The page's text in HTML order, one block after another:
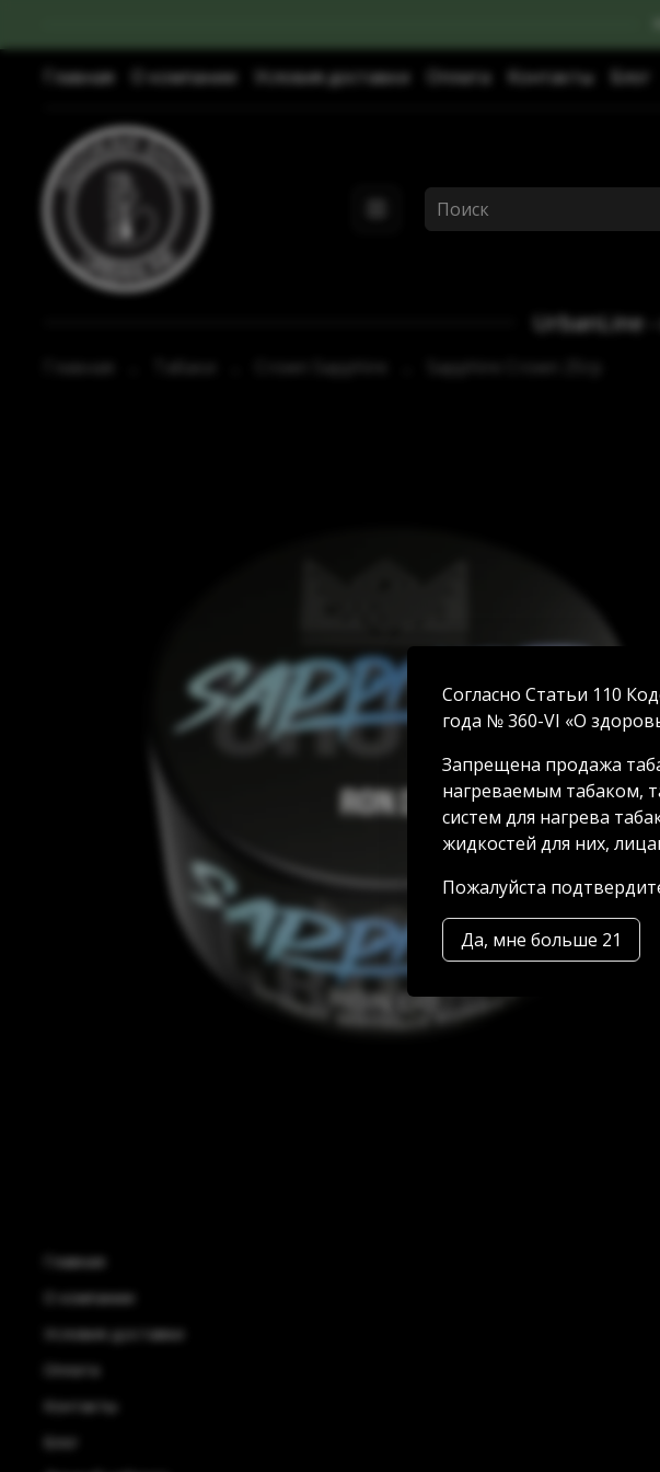
Главная О компании Условия доставки Оплата Контакты Блог
UrbanLine
Главная
О компании
Условия доставки
Оплата
Контакты
Блог
Согласно Статьи 110
года № 360-VI «О
Запрещена продажа
нагреваемым табаком,
систем для нагрева
жидкостей для них,
Пожалуйста
Да, мне больше 21